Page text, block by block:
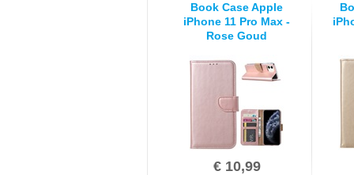
Book Case Apple
iPhone 11 Pro Max -
Rose Goud
€ 10,99